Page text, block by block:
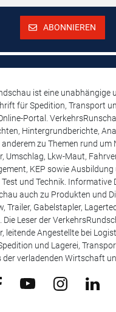
ABONNIEREN
ist eine unabhängige
für Spedition, Transport
Portal.
Hintergrundberichte,
zu Themen rund um
Umschlag, Lkw-Maut,
KEP sowie Ausbildung
Test und Technik. Informative
auch zu Produkten und
Trailer, Gabelstapler,
Die Leser der
leitende Angestellte bei
und Lagerei,
der verladenden Wirtschaft